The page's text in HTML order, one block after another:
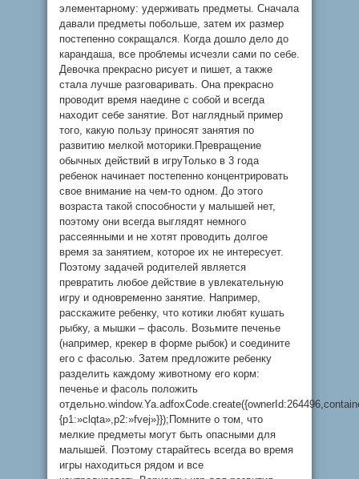
элементарному: удерживать предметы. Сначала
давали предметы побольше, затем их размер
постепенно сокращался. Когда дошло дело до
карандаша, все проблемы исчезли сами по себе.
Девочка прекрасно рисует и пишет, а также
стала лучше разговаривать. Она прекрасно
проводит время наедине с собой и всегда
находит себе занятие. Вот наглядный пример
того, какую пользу приносят занятия по
развитию мелкой моторики.Превращение
обычных действий в игруТолько в 3 года
ребенок начинает постепенно концентрировать
свое внимание на чем-то одном. До этого
возраста такой способности у малышей нет,
поэтому они всегда выглядят немного
рассеянными и не хотят проводить долгое
время за занятием, которое их не интересует.
Поэтому задачей родителей является
превратить любое действие в увлекательную
игру и одновременно занятие. Например,
расскажите ребенку, что котики любят кушать
рыбку, а мышки – фасоль. Возьмите печенье
(например, крекер в форме рыбок) и соедините
его с фасолью. Затем предложите ребенку
разделить каждому животному его корм:
печенье и фасоль положить
{p1:»clqta»,p2:»fvej»}});Помните о том, что
мелкие предметы могут быть опасными для
малышей. Поэтому старайтесь всегда во время
игры находиться рядом и все